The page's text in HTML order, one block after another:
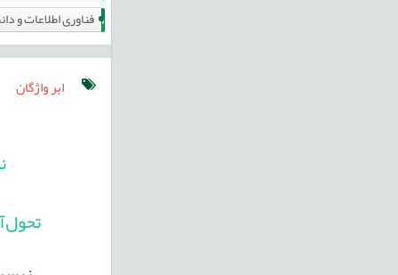
فناوری اطلاعات و15
ابر واژگان